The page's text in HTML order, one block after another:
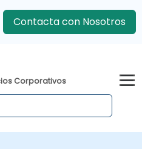
Contacta con Nosotros
Corporativos